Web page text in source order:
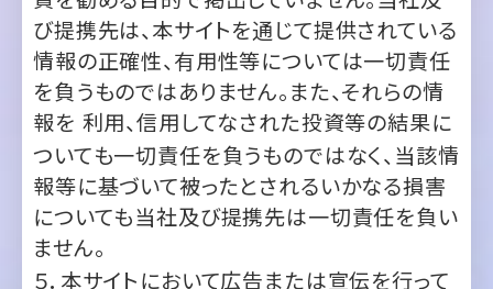
報を 利用、信用してなされた投資等の結果に
ついても一切責任を負うものではなく、当該情
報等に基づいて被ったとされるいかなる損害
についても当社及び提携先は一切責任を負い
ません。
５．本サイトにおいて広告または宣伝を行って
いる広告主との取引は、利用者と当該広告主
の責任において行っていただきます。つまり、商
品等の代金の支払い、発送、契約条件の決定、